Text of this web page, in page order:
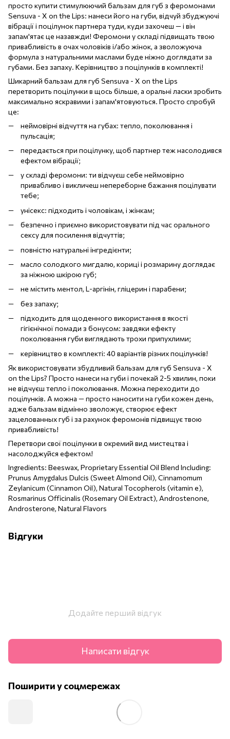
просто купити стимулюючий бальзам для губ з феромонами
Sensuva - X on the Lips: нанеси його на губи, відчуй збуджуючі
вібрації і поцілунок партнера туди, куди захочеш — і він
запам'ятає це назавжди! Феромони у складі підвищать твою
привабливість в очах чоловіків і/або жінок, а зволожуюча
формула з натуральними маслами буде ніжно доглядати за
губами. Без запаху. Керівництво з поцілунків в комплекті!
Шикарний бальзам для губ Sensuva - X on the Lips
перетворить поцілунки в щось більше, а оральні ласки зробить
максимально яскравими і запам'ятовуються. Просто спробуй
це:
неймовірні відчуття на губах: тепло, поколювання і
пульсація;
передається при поцілунку, щоб партнер теж насолодився
ефектом вібрації;
у складі феромони: ти відчуєш себе неймовірно
привабливо і викличеш непереборне бажання поцілувати
тебе;
унісекс: підходить і чоловікам, і жінкам;
безпечно і приємно використовувати під час орального
сексу для посилення відчуттів;
повністю натуральні інгредієнти;
масло солодкого мигдалю, кориці і розмарину доглядає
за ніжною шкірою губ;
не містить ментол, L-аргінін, гліцерин і парабени;
без запаху;
підходить для щоденного використання в якості
гігієнічної помади з бонусом: завдяки ефекту
поколювання губи виглядають трохи припухлими;
керівництво в комплекті: 40 варіантів різних поцілунків!
Як використовувати збудливий бальзам для губ Sensuva - X
on the Lips? Просто нанеси на губи і почекай 2-5 хвилин, поки
не відчуєш тепло і поколювання. Можна переходити до
поцілунків. А можна — просто наносити на губи кожен день,
адже бальзам відмінно зволожує, створює ефект
зацелованных губ і за рахунок феромонів підвищує твою
привабливість!
Перетвори свої поцілунки в окремий вид мистецтва і
насолоджуйся ефектом!
Ingredients: Beeswax, Proprietary Essential Oil Blend Including:
Prunus Amygdalus Dulcis (Sweet Almond Oil), Cinnamomum
Zeylanicum (Cinnamon Oil), Natural Tocopherols (vitamin e),
Rosmarinus Officinalis (Rosemary Oil Extract), Androstenone,
Androsterone, Natural Flavors
Відгуки
Додайте перший відгук
Написати відгук
Поширити у соцмережах